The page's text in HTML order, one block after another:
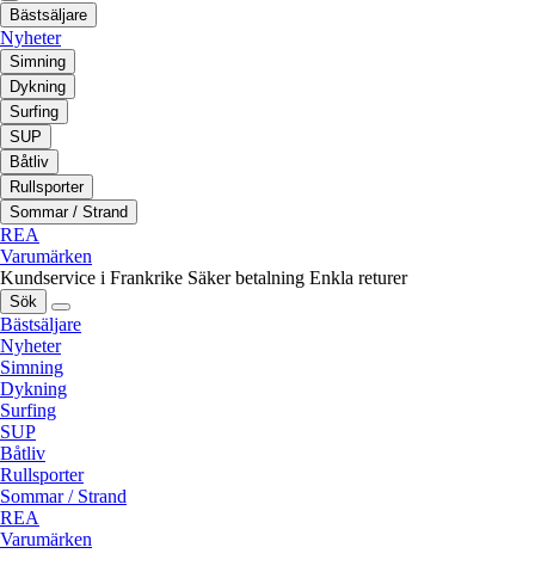
Bästsäljare
Nyheter
Simning
Dykning
Surfing
SUP
Båtliv
Rullsporter
Sommar / Strand
REA
Varumärken
Kundservice i Frankrike Säker betalning Enkla returer
Sök
Bästsäljare
Nyheter
Simning
Dykning
Surfing
SUP
Båtliv
Rullsporter
Sommar / Strand
REA
Varumärken